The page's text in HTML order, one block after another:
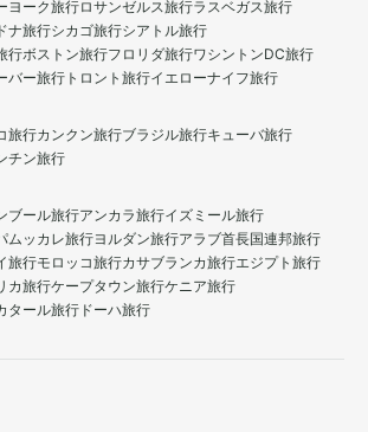
ヨーク旅行ロサンゼルス旅行ラスベガス旅行
ナ旅行シカゴ旅行シアトル旅行
行ボストン旅行フロリダ旅行ワシントンDC旅行
バー旅行 トロント旅行イエローナイフ旅行
旅行カンクン旅行ブラジル旅行キューバ旅行
チン旅行
ブール旅行アンカラ旅行イズミール旅行
ムッカレ旅行ヨルダン旅行アラブ首長国連邦旅行
旅行モロッコ旅行カサブランカ旅行エジプト旅行
カ旅行ケープタウン旅行ケニア旅行
タール旅行 ドーハ旅行